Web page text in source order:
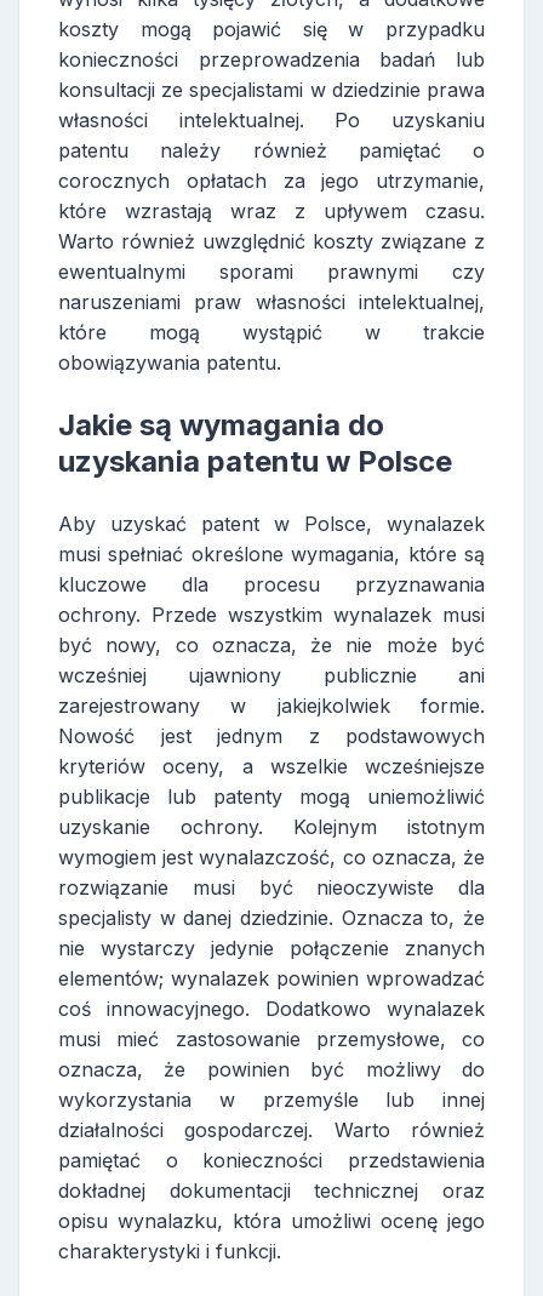
koszty mogą pojawić się w przypadku
konieczności przeprowadzenia badań lub
konsultacji ze specjalistami w dziedzinie prawa
własności intelektualnej. Po uzyskaniu
patentu należy również pamiętać o
corocznych opłatach za jego utrzymanie,
które wzrastają wraz z upływem czasu.
Warto również uwzględnić koszty związane z
ewentualnymi sporami prawnymi czy
naruszeniami praw własności intelektualnej,
które mogą wystąpić w trakcie
obowiązywania patentu.
Jakie są wymagania do
uzyskania patentu w Polsce
Aby uzyskać patent w Polsce, wynalazek
musi spełniać określone wymagania, które są
kluczowe dla procesu przyznawania
ochrony. Przede wszystkim wynalazek musi
być nowy, co oznacza, że nie może być
wcześniej ujawniony publicznie ani
zarejestrowany w jakiejkolwiek formie.
Nowość jest jednym z podstawowych
kryteriów oceny, a wszelkie wcześniejsze
publikacje lub patenty mogą uniemożliwić
uzyskanie ochrony. Kolejnym istotnym
wymogiem jest wynalazczość, co oznacza, że
rozwiązanie musi być nieoczywiste dla
specjalisty w danej dziedzinie. Oznacza to, że
nie wystarczy jedynie połączenie znanych
elementów; wynalazek powinien wprowadzać
coś innowacyjnego. Dodatkowo wynalazek
musi mieć zastosowanie przemysłowe, co
oznacza, że powinien być możliwy do
wykorzystania w przemyśle lub innej
działalności gospodarczej. Warto również
pamiętać o konieczności przedstawienia
dokładnej dokumentacji technicznej oraz
opisu wynalazku, która umożliwi ocenę jego
charakterystyki i funkcji.